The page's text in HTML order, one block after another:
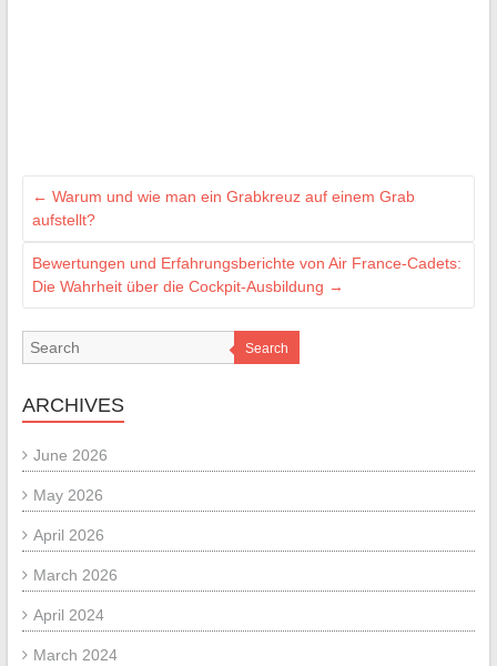
← Warum und wie man ein Grabkreuz auf einem Grab
aufstellt?
Bewertungen und Erfahrungsberichte von Air France-Cadets:
Die Wahrheit über die Cockpit-Ausbildung →
Search
ARCHIVES
June 2026
May 2026
April 2026
March 2026
April 2024
March 2024